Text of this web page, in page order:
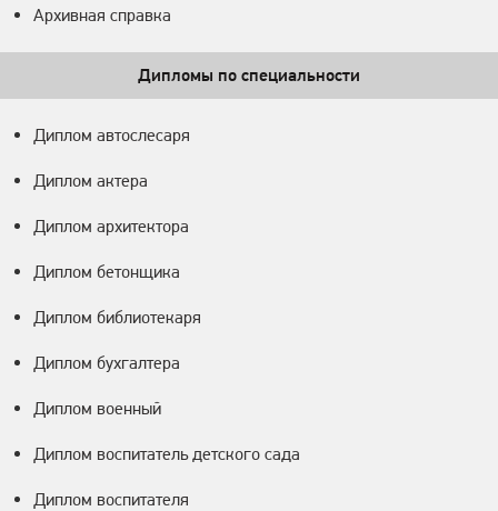
Архивная справка
Дипломы по специальности
Диплом автослесаря
Диплом актера
Диплом архитектора
Диплом бетонщика
Диплом библиотекаря
Диплом бухгалтера
Диплом военный
Диплом воспитатель детского сада
Диплом воспитателя